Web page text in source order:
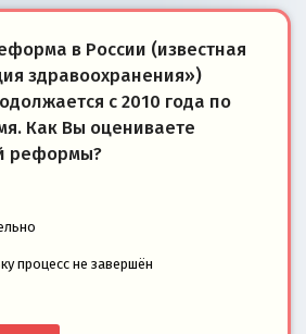
в России (известная
здравоохранения»)
с 2010 года по
Как Вы оцениваете
реформы?
процесс не завершён